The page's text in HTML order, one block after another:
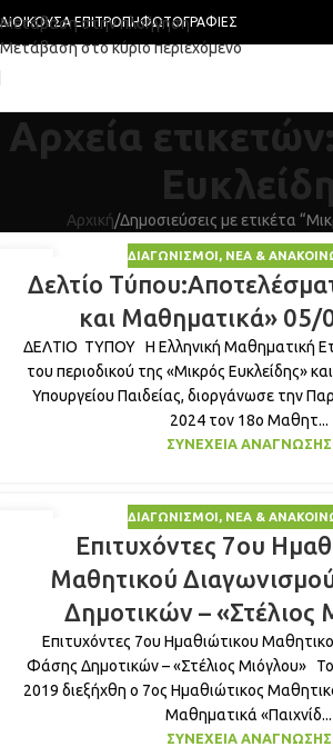
Μετάβαση στην πλοήγηση
Μετάβαση στο κύριο περιεχόμενο
ΔΙΟΙΚΟΎΣΑ ΕΠΙΤΡΟΠΉΦΩΤΟΓΡΑΦΊΕΣ
Αρχεία
Ευκλείδη
Αρχική Δημοσιεύσεις με ετικέτα
10
ΜΆΙ
ΔΙΑΓΩΝΙΣΜΟΊ, ΝΈΑ &
Δελτίο
και Μαθηματικά» 05/
ΔΕΛΤΙΟ ΤΥΠΟΥ Η Ελληνική Μαθηματική
του περιοδικού της «Μικρός Ευκλείδης»
Υπουργείου Παιδείας, διοργάνωσε την
2024 τον 18ο Μαθητ...
ΣΥΝΈΧΕΙΑ ΑΝΆΓΝΩΣΗΣ
ΔΙΑΓΩΝΙΣΜΟΊ, ΝΈΑ &
Επιτυχόντες 7ου
Μαθητικού
Δημοτικών – «Στέλιος
Επιτυχόντες 7ου Ημαθιώτικου
Φάσης Δημοτικών – «Στέλιος Μιόγλου»
2019 διεξήχθη ο 7ος Ημαθιώτικος
Μαθηματικά «Παιχνίδ...
ΣΥΝΈΧΕΙΑ ΑΝΆΓΝΩΣΗΣ